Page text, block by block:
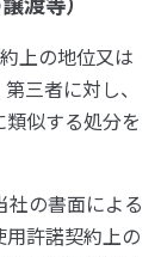
渡等）
上の地位又は
三者に対し、
似する処分を
社の書面による
許諾契約上の